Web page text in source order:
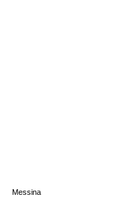
Messina